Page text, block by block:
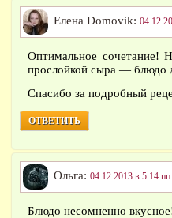
Елена Domovik:
Оптимальное
прослойкой сыра — блюдо
Спасибо за подробный
ОТВЕТИТЬ
Ольга: 04.12.2013 в 5:14 пп
Блюдо несомненно